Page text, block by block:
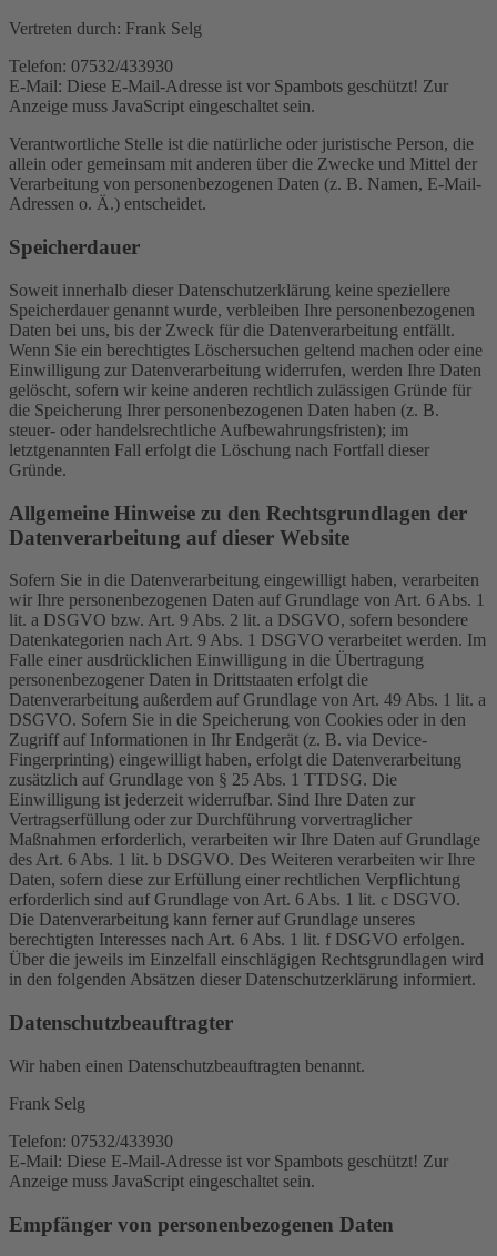
Vertreten durch: Frank Selg
Telefon: 07532/433930
E-Mail: Diese E-Mail-Adresse ist vor Spambots geschützt! Zur
Anzeige muss JavaScript eingeschaltet sein.
Verantwortliche Stelle ist die natürliche oder juristische Person, die
allein oder gemeinsam mit anderen über die Zwecke und Mittel der
Verarbeitung von personenbezogenen Daten (z. B. Namen, E-Mail-
Adressen o. Ä.) entscheidet.
Speicherdauer
Soweit innerhalb dieser Datenschutzerklärung keine speziellere
Speicherdauer genannt wurde, verbleiben Ihre personenbezogenen
Daten bei uns, bis der Zweck für die Datenverarbeitung entfällt.
Wenn Sie ein berechtigtes Löschersuchen geltend machen oder eine
Einwilligung zur Datenverarbeitung widerrufen, werden Ihre Daten
gelöscht, sofern wir keine anderen rechtlich zulässigen Gründe für
die Speicherung Ihrer personenbezogenen Daten haben (z. B.
steuer- oder handelsrechtliche Aufbewahrungsfristen); im
letztgenannten Fall erfolgt die Löschung nach Fortfall dieser
Gründe.
Allgemeine Hinweise zu den Rechtsgrundlagen der
Datenverarbeitung auf dieser Website
Sofern Sie in die Datenverarbeitung eingewilligt haben, verarbeiten
wir Ihre personenbezogenen Daten auf Grundlage von Art. 6 Abs. 1
lit. a DSGVO bzw. Art. 9 Abs. 2 lit. a DSGVO, sofern besondere
Datenkategorien nach Art. 9 Abs. 1 DSGVO verarbeitet werden. Im
Falle einer ausdrücklichen Einwilligung in die Übertragung
personenbezogener Daten in Drittstaaten erfolgt die
Datenverarbeitung außerdem auf Grundlage von Art. 49 Abs. 1 lit. a
DSGVO. Sofern Sie in die Speicherung von Cookies oder in den
Zugriff auf Informationen in Ihr Endgerät (z. B. via Device-
Fingerprinting) eingewilligt haben, erfolgt die Datenverarbeitung
zusätzlich auf Grundlage von § 25 Abs. 1 TTDSG. Die
Einwilligung ist jederzeit widerrufbar. Sind Ihre Daten zur
Vertragserfüllung oder zur Durchführung vorvertraglicher
Maßnahmen erforderlich, verarbeiten wir Ihre Daten auf Grundlage
des Art. 6 Abs. 1 lit. b DSGVO. Des Weiteren verarbeiten wir Ihre
Daten, sofern diese zur Erfüllung einer rechtlichen Verpflichtung
erforderlich sind auf Grundlage von Art. 6 Abs. 1 lit. c DSGVO.
Die Datenverarbeitung kann ferner auf Grundlage unseres
berechtigten Interesses nach Art. 6 Abs. 1 lit. f DSGVO erfolgen.
Über die jeweils im Einzelfall einschlägigen Rechtsgrundlagen wird
in den folgenden Absätzen dieser Datenschutzerklärung informiert.
Datenschutz­beauftragter
Wir haben einen Datenschutzbeauftragten benannt.
Frank Selg
Telefon: 07532/433930
E-Mail: Diese E-Mail-Adresse ist vor Spambots geschützt! Zur
Anzeige muss JavaScript eingeschaltet sein.
Empfänger von personenbezogenen Daten